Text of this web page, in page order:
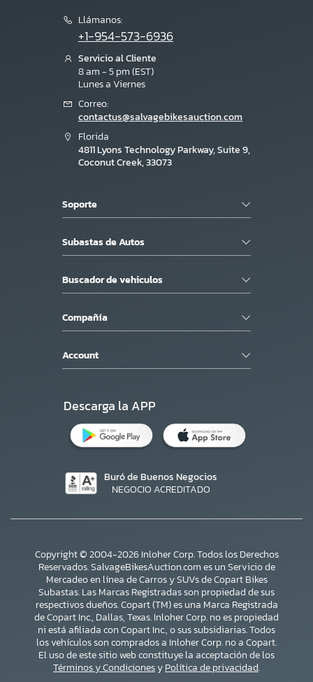
×
Llámanos:
+1-954-573-6936
Servicio al Cliente
8 am - 5 pm (EST)
Lunes a Viernes
Correo:
contactus@salvagebikesauction.com
Florida
4811 Lyons Technology Parkway, Suite 9,
Coconut Creek, 33073
Soporte
Subastas de Autos
Buscador de vehiculos
Compañía
Account
Descarga la APP
Buró de Buenos Negocios
NEGOCIO ACREDITADO
Copyright © 2004-2026 Inloher Corp. Todos los Derechos
Reservados. SalvageBikesAuction.com es un Servicio de
Mercadeo en línea de Carros y SUVs de Copart Bikes
Subastas. Las Marcas Registradas son propiedad de sus
respectivos dueños. Copart (TM) es una Marca Registrada
de Copart Inc., Dallas, Texas. Inloher Corp. no es propiedad
ni está afiliada con Copart Inc., o sus subsidiarias. Todos
los vehículos son comprados a Inloher Corp. no a Copart.
El uso de este sitio web constituye la acceptación de los
Términos y CondicionesyPolítica de privacidad.